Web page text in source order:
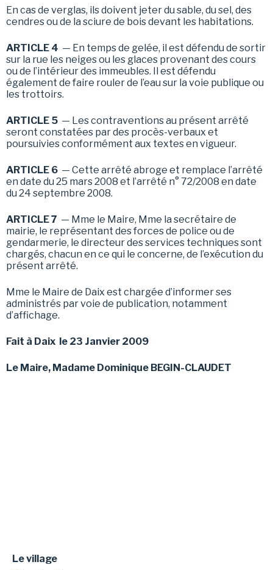
En cas de verglas, ils doivent jeter du sable, du sel, des
cendres ou de la sciure de bois devant les habitations.
ARTICLE 4 — En temps de gelée, il est défendu de sortir
sur la rue les neiges ou les glaces provenant des cours
ou de l’intérieur des immeubles. Il est défendu
également de faire rouler de l’eau sur la voie publique ou
les trottoirs.
ARTICLE 5 — Les contraventions au présent arrêté
seront constatées par des procès-verbaux et
poursuivies conformément aux textes en vigueur.
ARTICLE 6 — Cette arrêté abroge et remplace l’arrêté
en date du 25 mars 2008 et l’arrêté n° 72/2008 en date
du 24 septembre 2008.
ARTICLE 7 — Mme le Maire, Mme la secrétaire de
mairie, le représentant des forces de police ou de
gendarmerie, le directeur des services techniques sont
chargés, chacun en ce qui le concerne, de l’exécution du
présent arrêté.
Mme le Maire de Daix est chargée d’informer ses
administrés par voie de publication, notamment
d’affichage.
Fait à Daix le 23 Janvier 2009
Le Maire, Madame Dominique BEGIN-CLAUDET
Le village